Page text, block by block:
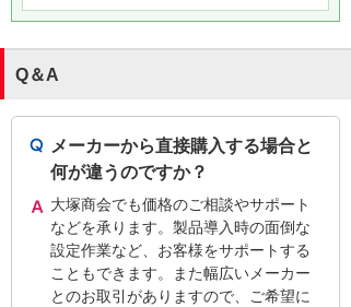
Q＆A
メーカーから直接購入する場合と
何が違うのですか？
大塚商会でも価格のご相談やサポート
などを承ります。製品導入時の面倒な
設定作業など、お客様をサポートする
こともできます。また幅広いメーカー
とのお取引がありますので、ご希望に